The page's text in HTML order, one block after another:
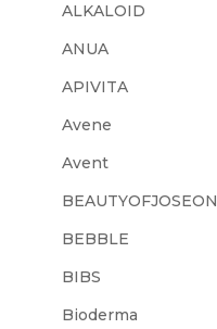
ALKALOID
ANUA
APIVITA
Avene
Avent
BEAUTYOFJOSEON
BEBBLE
BIBS
Bioderma